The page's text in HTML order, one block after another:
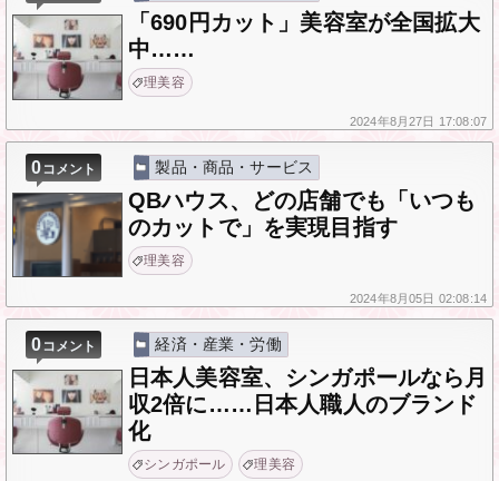
「690円カット」美容室が全国拡大
中……
理美容
2024年8月27日 17:08:07
0コメント 製品・商品・サービス
QBハウス、どの店舗でも「いつも
のカットで」を実現目指す
理美容
2024年8月05日 02:08:14
0コメント 経済・産業・労働
日本人美容室、シンガポールなら月
収2倍に……日本人職人のブランド
化
シンガポール 理美容